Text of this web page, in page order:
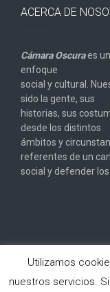
ACERCA DE
Cámara Oscuraes
enfoque
social y cultural.
sido la gente, sus
historias, sus
desde los distintos
ámbitos y
referentes de un
social y defender
Copyright ©
Utilizamos
nuestros servicios.